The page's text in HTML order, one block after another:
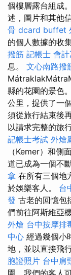
個樓層露台組成
述，圖片和其他
骨 dcard buffet
的個人數據的收
撥筋 記帳士 會計
息。 文心南路撥
縣的花園的景色。
公里，提供了一
須從旅行結束後
以請求完整的旅
記帳士考試 外燴
（Kemer）和側
道已成為一個不
拿 在所有三個地
於娛樂客人。 台
發 古老的回憶包
們前往阿斯維亞
外燴 台中按摩排
中心 經過幾個小
地，並以直接飛
胞證照片 台中肩
園，我們的客人